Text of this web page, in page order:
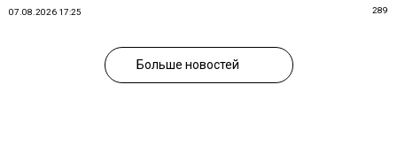
07.08.2026 17:25 289
Больше новостей